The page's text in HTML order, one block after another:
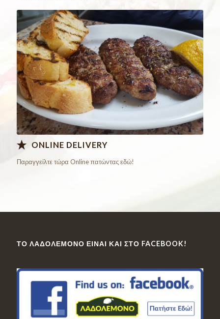
Παράγγειλε
Online Τώρα!!!
ONLINE DELIVERY
Παραγγείλτε τώρα Online πατώντας εδώ!
ΤΟ ΛΑΔΟΛΈΜΟΝΟ ΕΊΝΑΙ ΚΑΙ ΣΤΟ FACEBOOK!